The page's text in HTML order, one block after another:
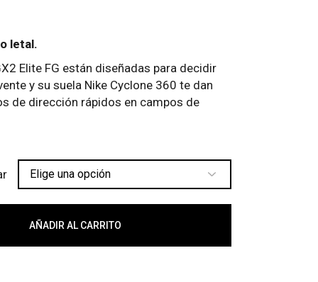
letal.
Elite FG están diseñadas para decidir
y su suela Nike Cyclone 360 te dan
de dirección rápidos en campos de
ELITE FG 098 cantidad
AÑADIR AL CARRITO